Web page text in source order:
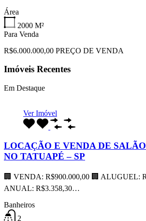
Área
2000 M²
Para Venda
R$6.000.000,00 PREÇO DE VENDA
Imóveis Recentes
Em Destaque
Ver Imóvel
LOCAÇÃO E VENDA DE
NO TATUAPÉ – SP
🏢 VENDA: R$900.000,00 🏢 ALUGUEL:
ANUAL: R$3.358,30…
Banheiros
2